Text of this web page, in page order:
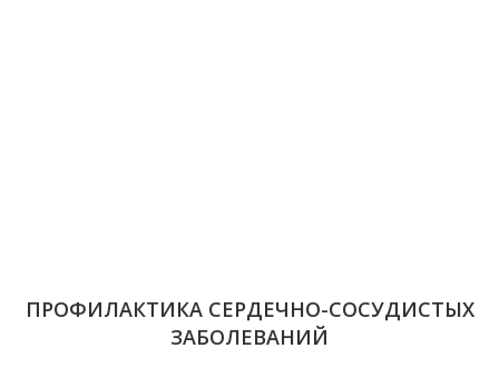
ПРОФИЛАКТИКА СЕРДЕЧНО-СОСУДИСТЫХ
ЗАБОЛЕВАНИЙ